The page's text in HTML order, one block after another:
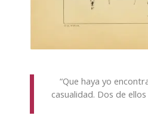
“Que haya yo
casualidad. Dos de